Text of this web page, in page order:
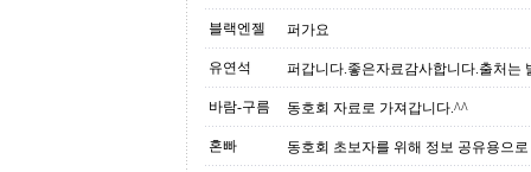
블랙엔젤 퍼가요
유연석 퍼갑니다.좋은자료감사합니다.출처는
바람-구름 동호회 자료로 가져갑니다.^^
혼빠 동호회 초보자를 위해 정보 공유용으